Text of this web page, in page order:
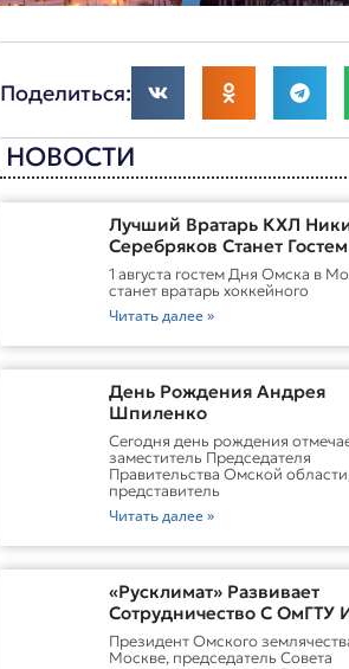
Поделиться:
НОВОСТИ
Лучший Вратарь КХЛ
Серебряков Станет
Омска В Москве
1 августа гостем Дня Омска в
станет вратарь хоккейного
Читать далее »
День Рождения Андрея
Шпиленко
Cегодня день рождения
заместитель Председателя
Правительства Омской
представитель
Читать далее »
«Русклимат» Развивает
Сотрудничество С ОмГТУ
Участвует В Обновлении
Городской Среды Омска
Президент Омского
Москве, председатель Совета